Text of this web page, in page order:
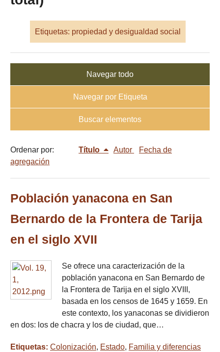
Etiquetas: propiedad y desigualdad social
Navegar todo
Navegar por Etiqueta
Buscar elementos
Ordenar por: Título Autor
Fecha de
agregación
Población yanacona en San
Bernardo de la Frontera de Tarija
en el siglo XVII
Se ofrece una caracterización de la
población yanacona en San Bernardo de
la Frontera de Tarija en el siglo XVIII,
basada en los censos de 1645 y 1659. En
este contexto, los yanaconas se dividieron
en dos: los de chacra y los de ciudad, que…
Etiquetas: Colonización, Estado, Familia y diferencias